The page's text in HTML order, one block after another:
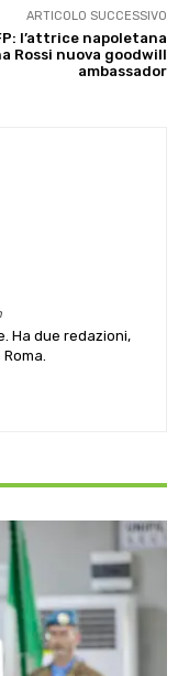
ARTICOLO SUCCESSIVO
l’attrice napoletana
Rossi nuova goodwill
ambassador
Ha due redazioni,